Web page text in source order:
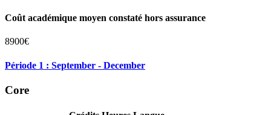
Coût académique moyen constaté hors assurance
8900€
Période 1 : September - December
Core